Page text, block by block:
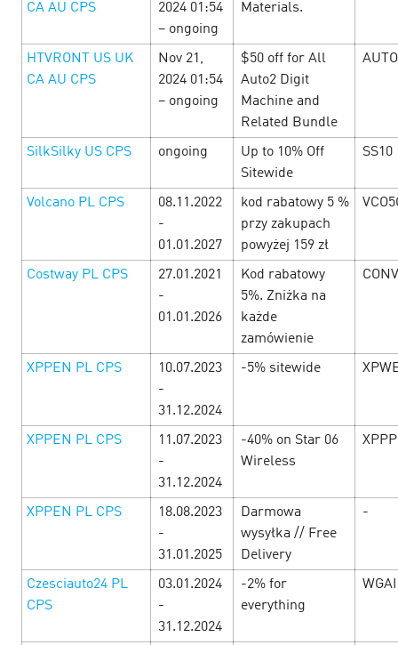
MỞ MÀN THÁNG MỚI CÙNG CƠN MƯA
DEAL HOT TỪ DOUBLE DAY! 🎉 3 April’25
Tháng mới bắt đầu, cơ hội săn sale cực đỉnh đã đến! 🔥
Đây chính là thời điểm vàng để thỏa sức mua sắm với loạt
ưu đãi siêu khủng. H&agra…
CA AU CPS
2024 01:54
– ongoing
Materials.
HTVRONT US UK
CA AU CPS
Nov 21,
2024 01:54
– ongoing
$50 off for All
Auto2 Digit
Machine and
Related Bundle
SilkSilky US CPS ongoing
Up to 10% Off
Sitewide
SS10
Volcano PL CPS
08.11.2022
-
01.01.2027
kod rabatowy 5 %
przy zakupach
powyżej 159 zł
Costway PL CPS
27.01.2021
-
01.01.2026
Kod rabatowy
5%. Zniżka na
każde
zamówienie
XPPEN PL CPS
10.07.2023
-
31.12.2024
-5% sitewide
XPPEN PL CPS
11.07.2023
-
31.12.2024
-40% on Star 06
Wireless
XPPEN PL CPS
18.08.2023
-
31.01.2025
Darmowa
wysyłka // Free
Delivery
-
Czesciauto24 PL
CPS
03.01.2024
-
31.12.2024
-2% for
everything